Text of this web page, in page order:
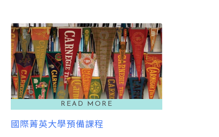
國際菁英大學預備課程